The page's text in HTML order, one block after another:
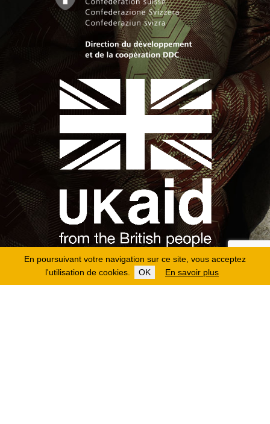
En poursuivant votre navigation sur ce site, vous acceptez
l'utilisation de cookies.
OK En savoir plus